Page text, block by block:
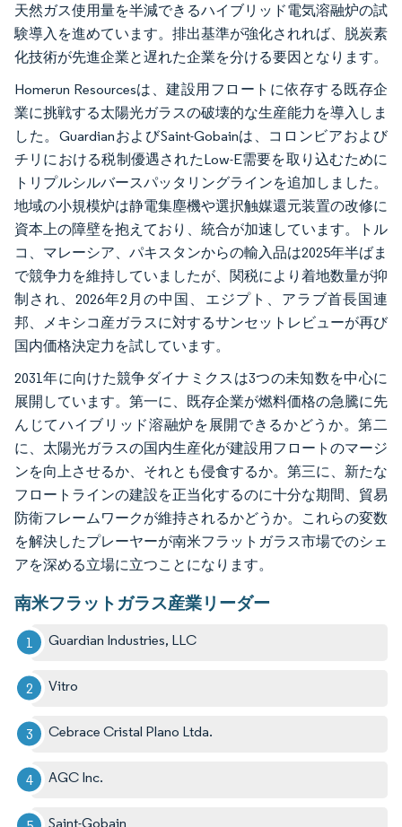
天然ガス使用量を半減できるハイブリッド電気溶融炉の試
験導入を進めています。排出基準が強化されれば、脱炭素
化技術が先進企業と遅れた企業を分ける要因となります。
Homerun Resourcesは、建設用フロートに依存する既存企
業に挑戦する太陽光ガラスの破壊的な生産能力を導入しま
した。GuardianおよびSaint-Gobainは、コロンビアおよび
チリにおける税制優遇されたLow-E需要を取り込むために
トリプルシルバースパッタリングラインを追加しました。
地域の小規模炉は静電集塵機や選択触媒還元装置の改修に
資本上の障壁を抱えており、統合が加速しています。トル
コ、マレーシア、パキスタンからの輸入品は2025年半ばま
で競争力を維持していましたが、関税により着地数量が抑
制され、2026年2月の中国、エジプト、アラブ首長国連
邦、メキシコ産ガラスに対するサンセットレビューが再び
国内価格決定力を試しています。
2031年に向けた競争ダイナミクスは3つの未知数を中心に
展開しています。第一に、既存企業が燃料価格の急騰に先
んじてハイブリッド溶融炉を展開できるかどうか。第二
に、太陽光ガラスの国内生産化が建設用フロートのマージ
ンを向上させるか、それとも侵食するか。第三に、新たな
フロートラインの建設を正当化するのに十分な期間、貿易
防衛フレームワークが維持されるかどうか。これらの変数
を解決したプレーヤーが南米フラットガラス市場でのシェ
アを深める立場に立つことになります。
南米フラットガラス産業リーダー
Guardian Industries, LLC
Vitro
Cebrace Cristal Plano Ltda.
AGC Inc.
Saint-Gobain